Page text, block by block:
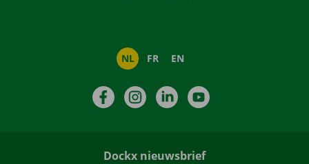
NL FR EN
FacebookInstagramLinkedIn
Dockx nieuwsbrief